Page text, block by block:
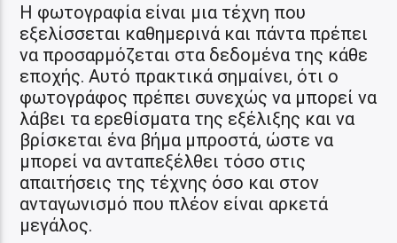
Η φωτογραφία είναι μια τέχνη που
εξελίσσεται καθημερινά και πάντα πρέπει
να προσαρμόζεται στα δεδομένα της κάθε
εποχής. Αυτό πρακτικά σημαίνει, ότι ο
φωτογράφος πρέπει συνεχώς να μπορεί να
λάβει τα ερεθίσματα της εξέλιξης και να
βρίσκεται ένα βήμα μπροστά, ώστε να
μπορεί να ανταπεξέλθει τόσο στις
απαιτήσεις της τέχνης όσο και στον
ανταγωνισμό που πλέον είναι αρκετά
μεγάλος.